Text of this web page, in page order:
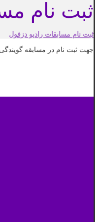
ثبت نام
ثبت نام مسابقات رادیو دزفول
جهت ثبت نام در مسابقه